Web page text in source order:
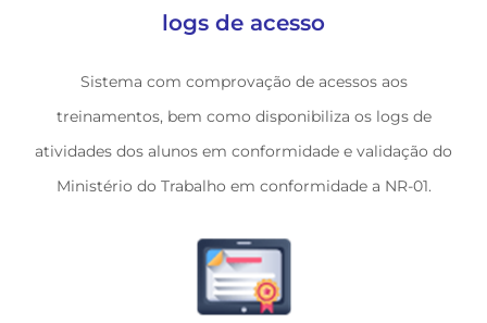
logs de acesso
Sistema com comprovação de acessos aos
treinamentos, bem como disponibiliza os logs de
atividades dos alunos em conformidade e validação do
Ministério do Trabalho em conformidade a NR-01.